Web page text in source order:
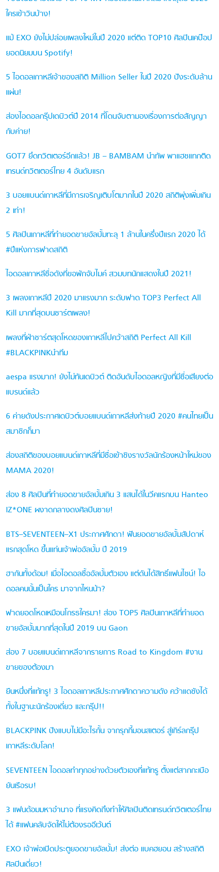
ใครเข้าวินบ้าง!
แม้ EXO ยังไม่ปล่อยเพลงใหม่ในปี 2020 แต่ติด TOP10 ศิลปินเคป๊อป
ยอดนิยมบน Spotify!
5 ไอดอลเกาหลีเจ้าของสถิติ Million Seller ในปี 2020 ปังระดับล้าน
แผ่น!
ส่องไอดอลกรุ๊ปเดบิวต์ปี 2014 ที่โดนจับตามองเรื่องการต่อสัญญา
กับค่าย!
GOT7 ยึดทวิตเตอร์อีกแล้ว! JB – BAMBAM นำทัพ พาแฮชแทกติด
เทรนด์ทวิตเตอร์ไทย 4 อันดับแรก
3 บอยแบนด์เกาหลีที่มีการเจริญเติบโตมากในปี 2020 สถิติพุ่งเพิ่มเกิน
2 เท่า!
5 ศิลปินเกาหลีที่ทำยอดขายอัลบั้มทะลุ 1 ล้านในครึ่งปีแรก 2020 ได้
#ปีแห่งการฟาดสถิติ
ไอดอลเกาหลีชื่อดังที่ขอพักจับไมค์ สวมบทนักแสดงในปี 2021!
3 เพลงเกาหลีปี 2020 มาแรงมาก ระดับฟาด TOP3 Perfect All
Kill มากที่สุดบนชาร์ตเพลง!
เพลงที่ฝ่าชาร์ตสุดโหดของเกาหลีไปคว้าสถิติ Perfect All Kill
#BLACKPINKนำทีม
aespa แรงมาก! ยังไม่ทันเดบิวต์ ติดอันดับไอดอลหญิงที่มีชื่อเสียงต่อ
แบรนด์แล้ว
6 ค่ายดังประกาศเดบิวต์บอยแบนด์เกาหลีส่งท้ายปี 2020 #คนไทยเป็น
สมาชิกก็มา
ส่องสถิติของบอยแบนด์เกาหลีที่มีชื่อเข้าชิงรางวัลนักร้องหน้าใหม่ของ
MAMA 2020!
ส่อง 8 ศิลปินที่ทำยอดขายอัลบั้มเกิน 3 แสนได้ในวีคแรกบน Hanteo
IZ*ONE ผงาดกลางดงศิลปินชาย!
BTS–SEVENTEEN–X1 ประกาศศักดา! ฟันยอดขายอัลบั้มสัปดาห์
แรกสุดโหด ขึ้นแท่นเจ้าพ่ออัลบั้ม ปี 2019
ฮากันทั้งด้อม! เมื่อไอดอลซื้ออัลบั้มตัวเอง แต่ดันได้สิทธิ์แฟนไซน์! ไอ
ดอลคนนั้นเป็นใคร มาจากไหนน้า?
ฟาดยอดโหดเหมือนโกรธใครมา! ส่อง TOP5 ศิลปินเกาหลีที่ทำยอด
ขายอัลบั้มมากที่สุดในปี 2019 บน Gaon
ส่อง 7 บอยแบนด์เกาหลีจากรายการ Road to Kingdom #งาน
ขายของต้องมา
ยืนหนึ่งที่แท้ทรู! 3 ไอดอลเกาหลีประกาศศักดาความดัง คว้าแดซังได้
ทั้งในฐานะนักร้องเดี่ยว และกรุ๊ป!!
BLACKPINK ปังแบบไม่มีอะไรกั้น จากรุกกี้มอนสเตอร์ สู่เกิร์ลกรุ๊ป
เกาหลีระดับโลก!
SEVENTEEN ไอดอลทำทุกอย่างด้วยตัวเองที่แท้ทรู ตั้งแต่สากกะเบือ
ยันเรือรบ!
3 แฟนด้อมมหาอำนาจ ที่แรงคิดถึงทำให้ศิลปินติดเทรนด์ทวิตเตอร์ไทย
ได้ #แฟนคลับจัดให้ไม่ต้องรออีเว้นต์
EXO เจ้าพ่อเปิดประตูยอดขายอัลบั้ม! ส่งต่อ แบคฮยอน สร้างสถิติ
ศิลปินเดี่ยว!